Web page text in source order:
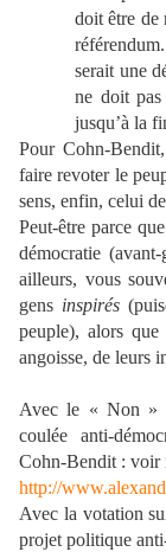
doit être de
serait une
ne doit pas
jusqu’à la
Pour Cohn-
faire revoter le
sens, enfin, celui
Peut-être parce
démocratie
ailleurs, vous
gens inspirés
peuple), alors
angoisse, de leurs
Avec le « Non »
coulée anti-
Cohn-Bendit : voir
http://
Avec la votation
projet politique